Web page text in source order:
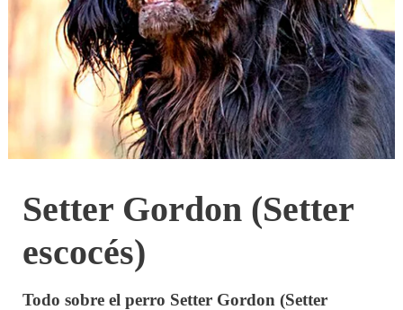
Setter Gordon (Setter
escocés)
Todo sobre el perro Setter Gordon (Setter